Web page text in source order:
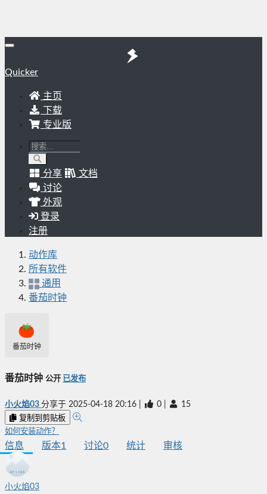
Quicker
主页
下载
专业版
分享
文档
讨论
外观
登录
注册
动作库
所有软件
通用
番茄时钟
番茄时钟
番茄时钟 公开 已发布
小火焰03 分享于 2025-04-18 20:16 0 15
复制到剪贴板
如何安装动作？
信息 版本1 讨论0 统计 审核
小火焰03